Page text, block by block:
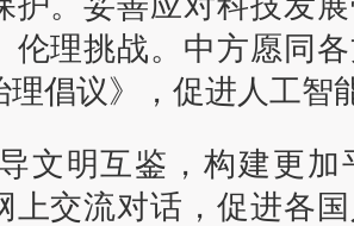
伦理挑战。中方愿同
理倡议》，促进人工智
文明互鉴，构建更加
上交流对话，促进各